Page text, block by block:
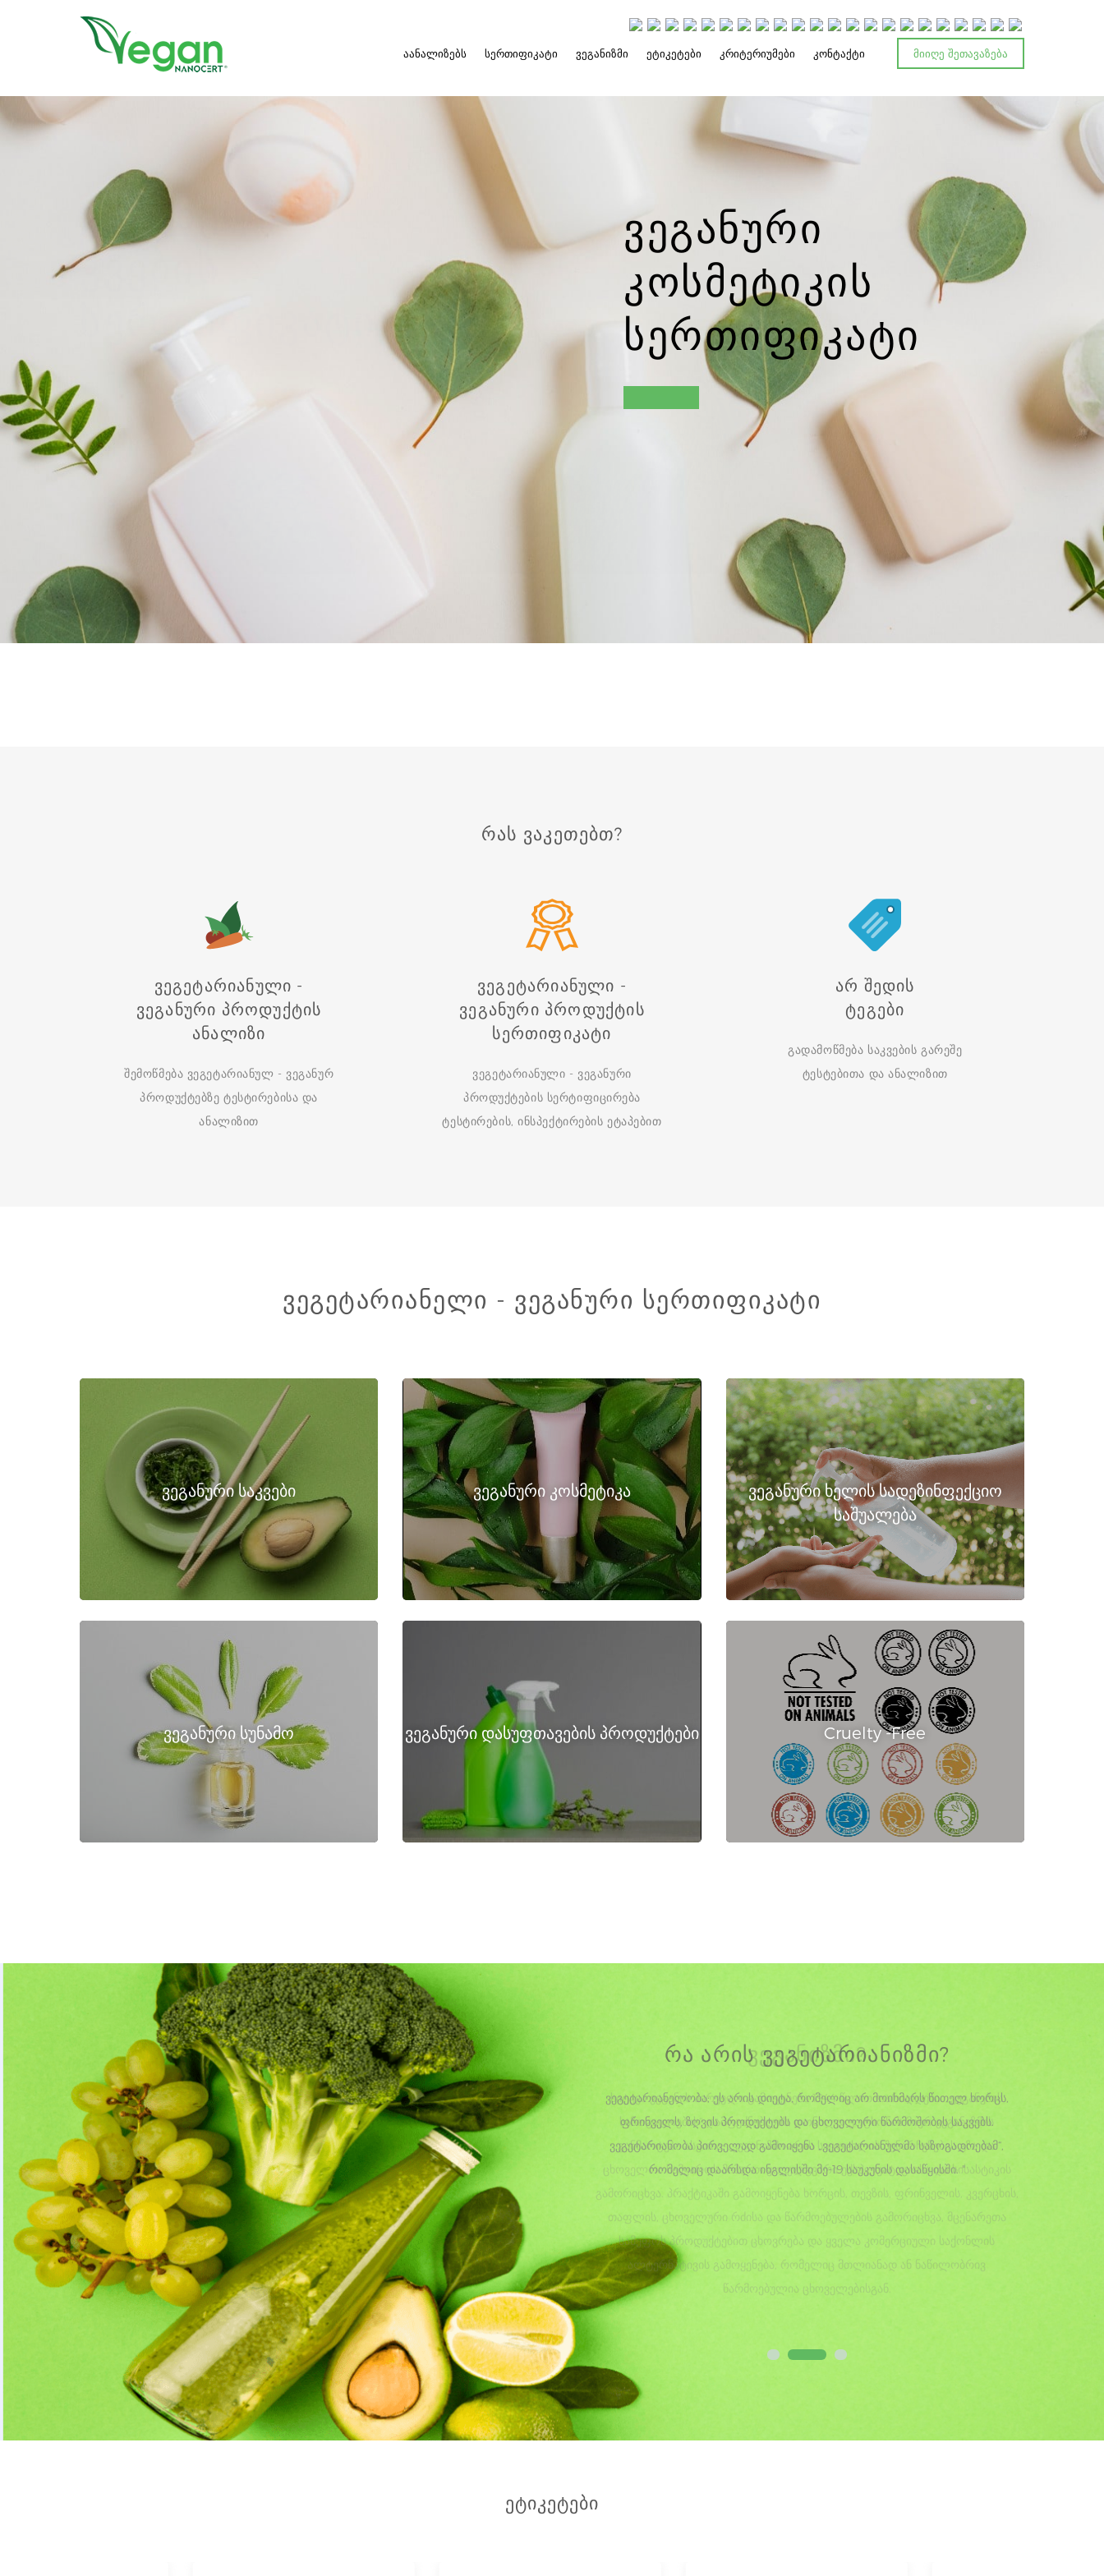
ᲐᲐᲜᲐᲚᲘᲖᲔᲑᲡ ᲡᲔᲠᲗᲘᲤᲘᲙᲐᲢᲘ ᲕᲔᲒᲐᲜᲘᲖᲛᲘ ᲔᲢᲘᲙᲔᲢᲔᲑᲘ ᲙᲠᲘᲢᲔᲠᲘᲣᲛᲔᲑᲘ ᲙᲝᲜᲢᲐᲥᲢᲘ ᲛᲘᲘᲦᲔ ᲨᲔᲗᲐᲕᲐᲖᲔᲑᲐ
Ვეგანური
Კოსმეტიკის
Სერთიფიკატი
ᲠᲐᲡ ᲕᲐᲙᲔᲗᲔᲑᲗ?
Ვეგეტარიანული -
Ვეგანური Პროდუქტის
Ანალიზი
შემოწმება ვეგეტარიანულ - ვეგანურ
პროდუქტებზე ტესტირებისა და
ანალიზით
Ვეგეტარიანული -
Ვეგანური Პროდუქტის
Სერთიფიკატი
ვეგეტარიანული - ვეგანური
პროდუქტების სერტიფიცირება
ტესტირების, ინსპექტირების ეტაპებით
Არ Შედის
Ტეგები
გადამოწმება საკვების გარეშე
ტესტებითა და ანალიზით
ᲕᲔᲒᲔᲢᲐᲠᲘᲐᲜᲔᲚᲘ - ᲕᲔᲒᲐᲜᲣᲠᲘ ᲡᲔᲠᲗᲘᲤᲘᲙᲐᲢᲘ
ვეგანური საკვები ვეგანური კოსმეტიკა
ვეგანური ხელის სადეზინფექციო
საშუალება
ვეგანური სუნამო ვეგანური დასუფთავების პროდუქტები Cruelty -Free
რა არის ვეგეტარიანიზმი?
ვეგეტარიანელობა; ეს არის დიეტა, რომელიც არ მოიხმარს წითელ ხორცს,
ფრინველს, ზღვის პროდუქტებს და ცხოველური წარმოშობის საკვებს.
ვეგეტარიანობა პირველად გამოიყენა „ვეგეტარიანულმა საზოგადოებამ“,
რომელიც დაარსდა ინგლისში მე-19 საუკუნის დასაწყისში. "
ᲔᲢᲘᲙᲔᲢᲔᲑᲘ